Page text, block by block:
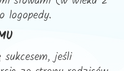
logopedy.
jeśli